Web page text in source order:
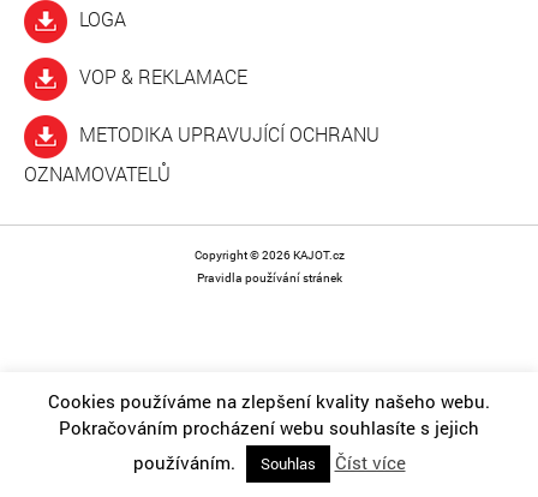
LOGA
VOP & REKLAMACE
METODIKA UPRAVUJÍCÍ OCHRANU
OZNAMOVATELŮ
Copyright © 2026 KAJOT.cz
Pravidla používání stránek
Cookies používáme na zlepšení kvality našeho webu.
Pokračováním procházení webu souhlasíte s jejich
používáním.
Souhlas Číst více